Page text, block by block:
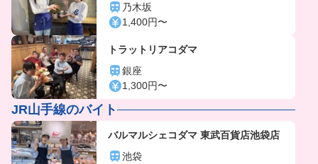
乃木坂
1,400円〜
トラットリアコダマ
銀座
1,300円〜
JR山手線のバイト
バルマルシェコダマ 東武百貨店池袋店
池袋